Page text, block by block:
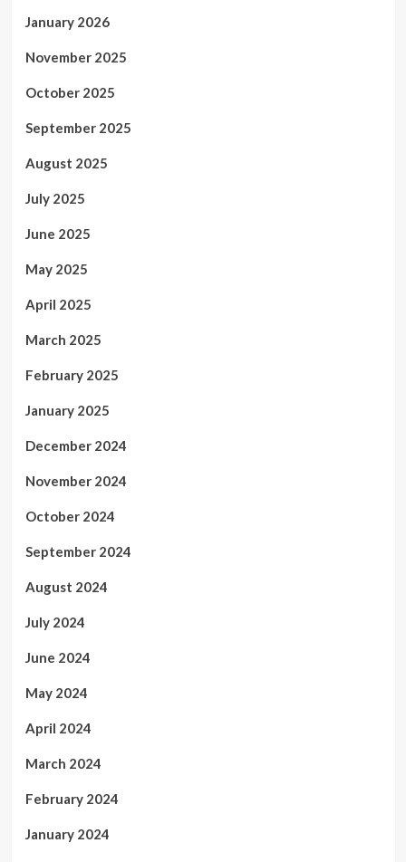
January 2026
November 2025
October 2025
September 2025
August 2025
July 2025
June 2025
May 2025
April 2025
March 2025
February 2025
January 2025
December 2024
November 2024
October 2024
September 2024
August 2024
July 2024
June 2024
May 2024
April 2024
March 2024
February 2024
January 2024